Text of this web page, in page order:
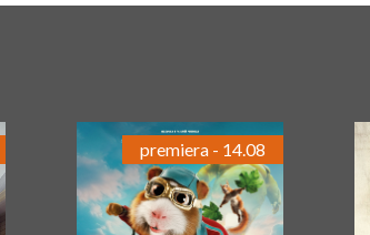
premiera - 14.08